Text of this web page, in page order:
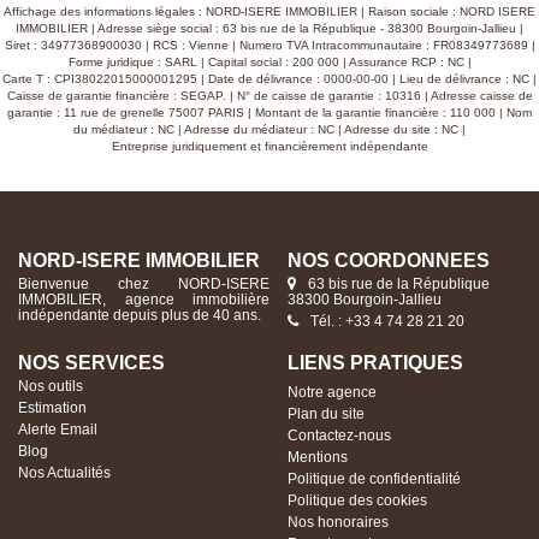
parcelle de 1170 m². Prix : 310.000 €
Affichage des informations légales : NORD-ISERE IMMOBILIER | Raison sociale : NORD ISERE
IMMOBILIER | Adresse siège social : 63 bis rue de la République - 38300 Bourgoin-Jallieu |
Siret : 34977368900030 | RCS : Vienne | Numero TVA Intracommunautaire : FR08349773689 |
Forme juridique : SARL | Capital social : 200 000 | Assurance RCP : NC |
Carte T : CPI38022015000001295 | Date de délivrance : 0000-00-00 | Lieu de délivrance : NC |
Caisse de garantie financière : SEGAP. | N° de caisse de garantie : 10316 | Adresse caisse de
garantie : 11 rue de grenelle 75007 PARIS | Montant de la garantie financière : 110 000 | Nom
du médiateur : NC | Adresse du médiateur : NC | Adresse du site : NC |
Entreprise juridiquement et financièrement indépendante
NORD-ISERE IMMOBILIER
Bienvenue chez NORD-ISERE
IMMOBILIER, agence immobilière
indépendante depuis plus de 40 ans.
NOS COORDONNÉES
63 bis rue de la République
38300 Bourgoin-Jallieu
Tél. : +33 4 74 28 21 20
NOS SERVICES
Nos outils
Estimation
Alerte Email
Blog
Nos Actualités
LIENS PRATIQUES
Notre agence
Plan du site
Contactez-nous
Mentions
Politique de confidentialité
Politique des cookies
Nos honoraires